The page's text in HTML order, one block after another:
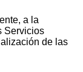
a la
Servicios
de las